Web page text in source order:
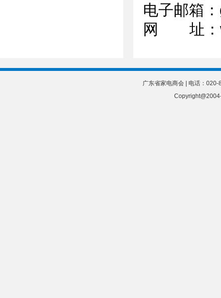
电子邮箱
网 址：
广东省家电商会 | 电话：